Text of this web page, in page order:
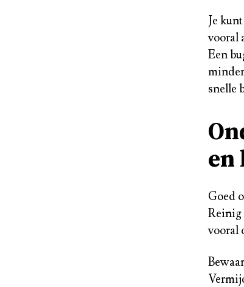
Je
vooral
Een
snelle
en
Goed
Reinig
vooral